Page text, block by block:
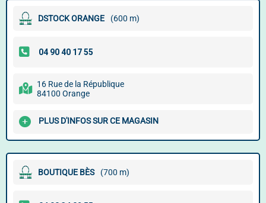
DSTOCK ORANGE (600 m)
16 Rue de la République
84100 Orange
PLUS D'INFOS SUR CE MAGASIN
BOUTIQUE BÈS (700 m)